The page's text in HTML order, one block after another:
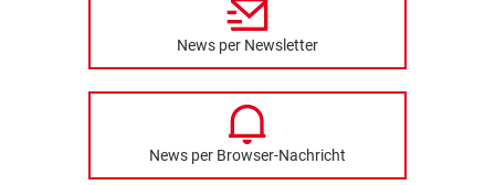
News per Newsletter
News per Browser-Nachricht